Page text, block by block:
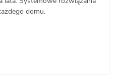
domu.